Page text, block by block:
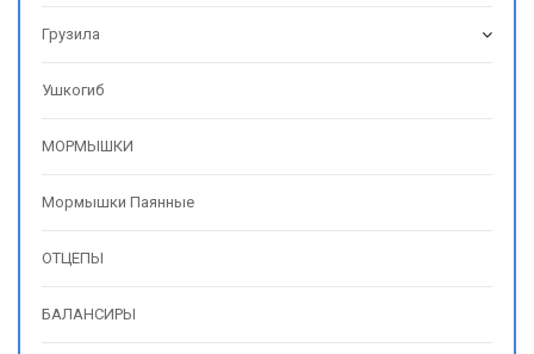
Грузила
Ушкогиб
МОРМЫШКИ
Мормышки Паянные
ОТЦЕПЫ
БАЛАНСИРЫ